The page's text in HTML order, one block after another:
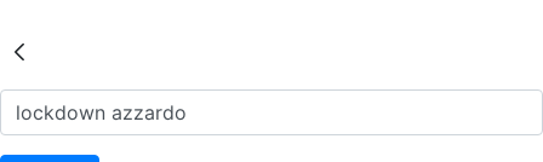
Risultati della Ricerca -